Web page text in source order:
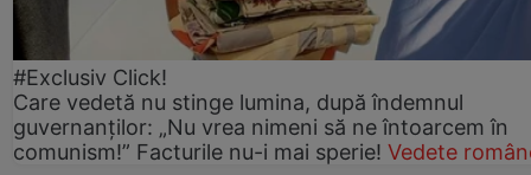
#Exclusiv Click!
Care vedetă nu stinge lumina, după îndemnul
guvernanților: „Nu vrea nimeni să ne întoarcem în
comunism!” Facturile nu-i mai sperie! Vedete